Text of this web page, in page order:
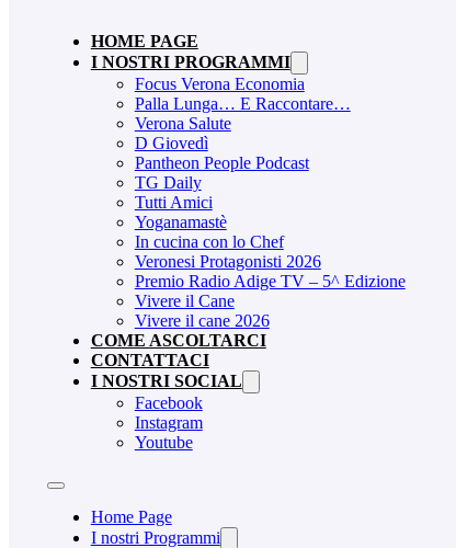
HOME PAGE
I NOSTRI PROGRAMMI
Focus Verona Economia
Palla Lunga… E Raccontare…
Verona Salute
D Giovedì
Pantheon People Podcast
TG Daily
Tutti Amici
Yoganamastè
In cucina con lo Chef
Veronesi Protagonisti 2026
Premio Radio Adige TV – 5^ Edizione
Vivere il Cane
Vivere il cane 2026
COME ASCOLTARCI
CONTATTACI
I NOSTRI SOCIAL
Facebook
Instagram
Youtube
Home Page
I nostri Programmi